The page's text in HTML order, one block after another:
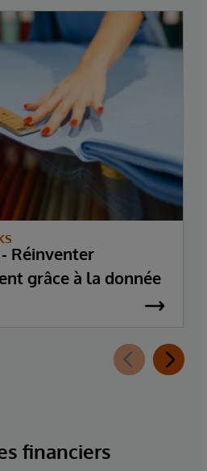
Réinventer
grâce à la donnée
financiers